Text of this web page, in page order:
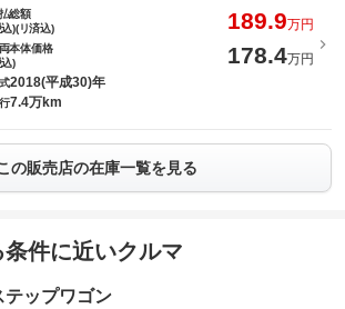
総額
)(リ済込)
189.9万円
本体価格
)
178.4万円
2018(平成30)年
7.4万km
の販売店の在庫一覧を見る
件に近いクルマ
テップワゴン